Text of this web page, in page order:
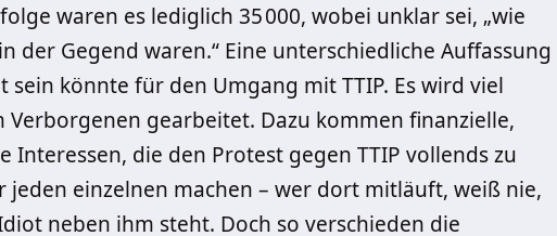
waren es lediglich 35000, wobei unklar sei, „wie
der Gegend waren.“ Eine unterschiedliche Auffassung
sein könnte für den Umgang mit TTIP. Es wird viel
gearbeitet. Dazu kommen finanzielle,
Interessen, die den Protest gegen TTIP vollends zu
jeden einzelnen machen – wer dort mitläuft, weiß nie,
neben ihm steht. Doch so verschieden die